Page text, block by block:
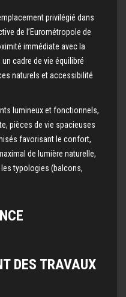
privilégié dans
de l’Eurométropole de
immédiate avec la
cadre de vie équilibré
naturels et accessibilité
lumineux et fonctionnels,
pièces de vie spacieuses
favorisant le confort,
de lumière naturelle,
typologies (balcons,
DES TRAVAUX